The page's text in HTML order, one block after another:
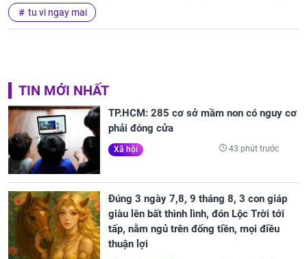
tu vi ngay mai
TIN MỚI NHẤT
TP.HCM: 285 cơ sở mầm non có nguy cơ
phải đóng cửa
Xã hội 43 phút trước
Đúng 3 ngày 7,8, 9 tháng 8, 3 con giáp
giàu lên bất thình lình, đón Lộc Trời tới
tấp, nằm ngủ trên đống tiền, mọi điều
thuận lợi